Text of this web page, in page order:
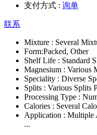
支付方式 : 询单
联系
Mixture : Several
Form:Packed, Other
Shelf Life : Standard
Magnesium : Various
Speciality : Diverse
Splits : Various Splits
Processing Type :
Calories : Several
Application : Multiple
...